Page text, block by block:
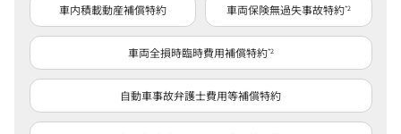
車内積載動産補償特約 車両保険無過失事故特約*2
車両全損時臨時費用補償特約*2
自動車事故弁護士費用等補償特約